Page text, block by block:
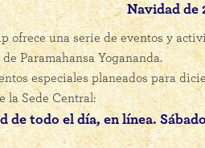
Navidad de
ofrece una serie de eventos y
Paramahansa Yogananda.
especiales planeados para
la Sede Central:
de todo el día, en línea.